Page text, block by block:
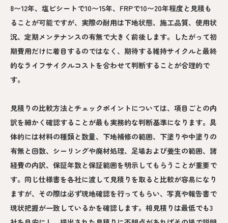
8〜12年、塩ビシートで10〜15年、FRPで10〜20年程度と見積も
ることが可能ですが、実際の耐用は下地状態、施工品質、使用状
況、定期メンテナンスの有無で大きく前後します。したがって初
期費用だけに着目するのではなく、期待する維持サイクルと最終
的なライフサイクルコストを合わせて判断することが合理的で
す。
見積りの比較方法とチェックポイントについては、項目ごとの内
訳を細かく確認することが最も実務的な判断基準になります。具
体的には材料の種類と数量、下地補修の範囲、下塗りや中塗りの
有無と回数、シーリングや廃材処理、足場および養生の範囲、諸
経費の内訳、保証年数と保証範囲を明示してもらうことが重要で
す。同じ仕様書を各社に渡して見積りを取ると比較が容易になり
ますが、その際は必ず現地確認を行ってもらい、写真や報告書で
現状把握が一致しているかを確認します。相見積りは最低でも3